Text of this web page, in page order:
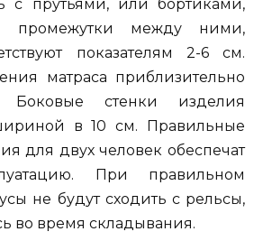
с прутьями, или бортиками,
промежутки между ними,
показателям 2-6 см.
матраса приблизительно
стенки изделия
в 10 см. Правильные
для двух человек обеспечат
При правильном
не будут сходить с рельсы,
во время складывания.